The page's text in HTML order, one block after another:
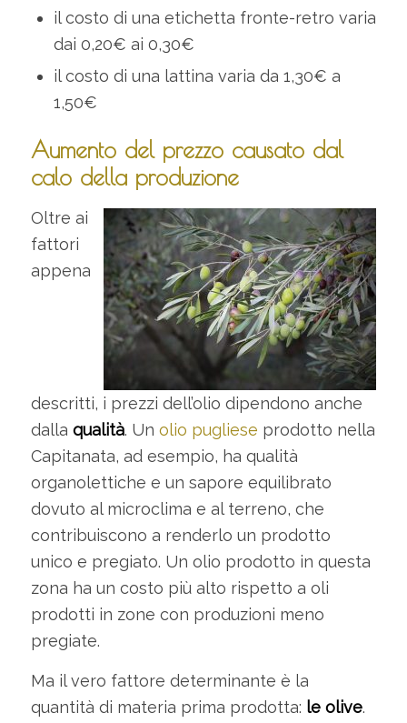
il costo di una etichetta fronte-retro varia
dai 0,20€ ai 0,30€
il costo di una lattina varia da 1,30€ a
1,50€
Aumento del prezzo causato dal
calo della produzione
Oltre ai
fattori
appena
descritti, i prezzi dell’olio dipendono anche
dalla qualità. Un olio pugliese prodotto nella
Capitanata, ad esempio, ha qualità
organolettiche e un sapore equilibrato
dovuto al microclima e al terreno, che
contribuiscono a renderlo un prodotto
unico e pregiato. Un olio prodotto in questa
zona ha un costo più alto rispetto a oli
prodotti in zone con produzioni meno
pregiate.
Ma il vero fattore determinante è la
quantità di materia prima prodotta: le olive.